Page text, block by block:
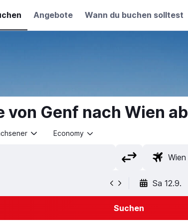
Angebote Wann du buchen solltest
von Genf nach Wien ab
Economy
Sa 12.9.
Suchen